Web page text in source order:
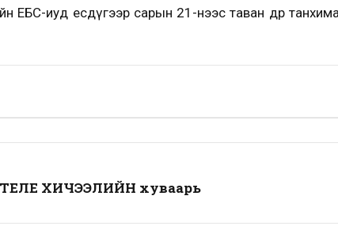
ЕБС-иуд есдүгээр сарын 21-нээс таван өдөр
ТЕЛЕ ХИЧЭЭЛИЙН хуваарь